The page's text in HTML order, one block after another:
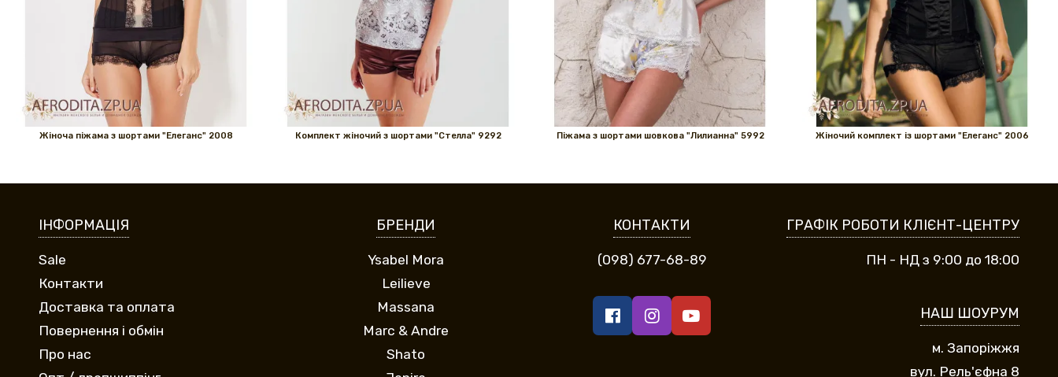
Жіноча піжама з шортами "Елеганс" 2008 Комплект жіночий з шортами "Стелла" 9292 Піжама з шортами шовкова "Лилианна" 5992 Жіночий комплект із шортами "Елеганс" 2006
ІНФОРМАЦІЯ
Sale
Контакти
Доставка та оплата
Повернення і обмін
Про нас
БРЕНДИ
Ysabel Mora
Leilieve
Massana
Marc & Andre
Shato
КОНТАКТИ
(098) 677-68-89
ГРАФІК РОБОТИ КЛІЄНТ-ЦЕНТРУ
ПН - НД з 9:00 до 18:00
НАШ ШОУРУМ
м. Запоріжжя
вул. Рель'єфна 8